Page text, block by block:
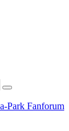
Park Fanforum